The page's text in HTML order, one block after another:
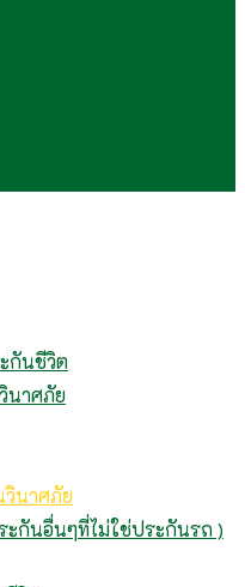
กันชีวิต
นาศภัย
นาศภัย
ะกันอื่นๆที่ไม่ใช่ประกันรถ )